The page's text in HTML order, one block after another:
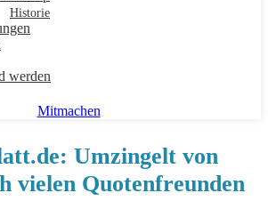
Historie
werden
Mitmachen
Umzingelt von
vielen Quotenfreunden